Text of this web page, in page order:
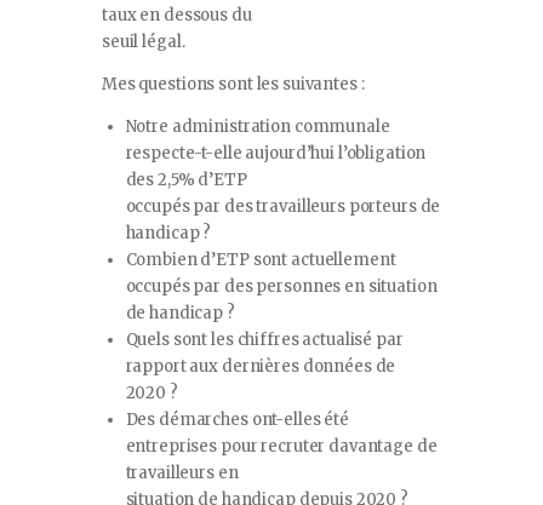
taux en dessous du
seuil légal.
Mes questions sont les suivantes :
Notre administration communale
respecte-t-elle aujourd’hui l’obligation
des 2,5% d’ETP
occupés par des travailleurs porteurs de
handicap ?
Combien d’ETP sont actuellement
occupés par des personnes en situation
de handicap ?
Quels sont les chiffres actualisé par
rapport aux dernières données de
2020 ?
Des démarches ont-elles été
entreprises pour recruter davantage de
travailleurs en
situation de handicap depuis 2020 ?